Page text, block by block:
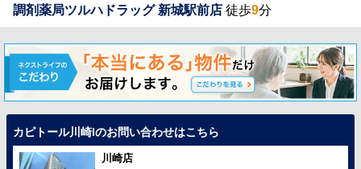
調剤薬局ツルハドラッグ 新城駅前店 徒歩9分
カピトール川崎Iのお問い合わせはこちら
川崎店